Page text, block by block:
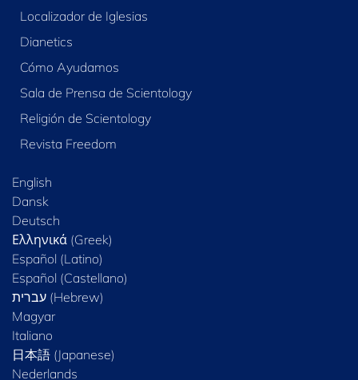
Localizador de Iglesias
Dianetics
Cómo Ayudamos
Sala de Prensa de Scientology
Religión de Scientology
Revista Freedom
English
Dansk
Deutsch
Ελληνικά (Greek)
Español (Latino)
Español (Castellano)
Magyar
Italiano
日本語 (Japanese)
Nederlands